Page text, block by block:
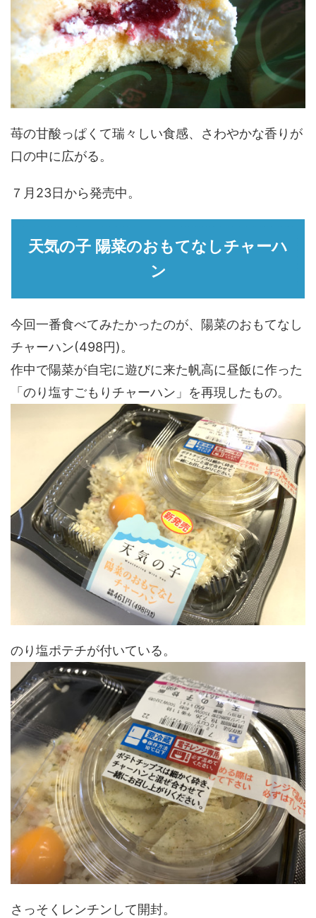
苺の甘酸っぱくて瑞々しい食感、さわやかな香りが
口の中に広がる。
７月23日から発売中。
天気の子 陽菜のおもてなしチャーハ
ン
今回一番食べてみたかったのが、陽菜のおもてなし
チャーハン(498円)。
作中で陽菜が自宅に遊びに来た帆高に昼飯に作った
「のり塩すごもりチャーハン」を再現したもの。
のり塩ポテチが付いている。
さっそくレンチンして開封。